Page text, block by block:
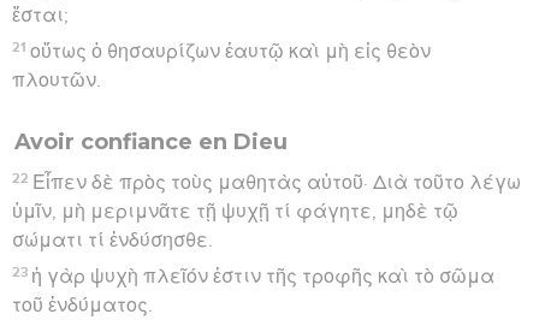
ἔσται;
21 οὕτως ὁ θησαυρίζων ἑαυτῷ καὶ μὴ εἰς θεὸν
πλουτῶν.
Avoir confiance en Dieu
22 Εἶπεν δὲ πρὸς τοὺς μαθητὰς αὐτοῦ· Διὰ τοῦτο λέγω
ὑμῖν, μὴ μεριμνᾶτε τῇ ψυχῇ τί φάγητε, μηδὲ τῷ
σώματι τί ἐνδύσησθε.
23 ἡ γὰρ ψυχὴ πλεῖόν ἐστιν τῆς τροφῆς καὶ τὸ σῶμα
τοῦ ἐνδύματος.